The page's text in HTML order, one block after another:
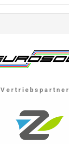
V e r t r i e b s p a r t n e r